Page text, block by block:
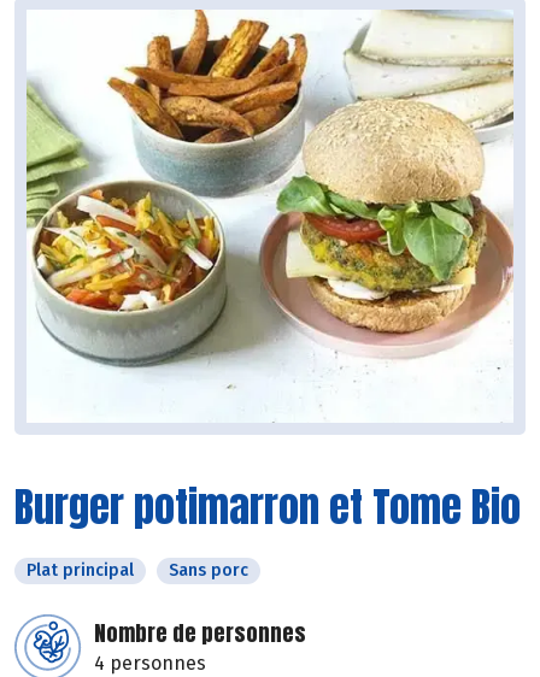
Burger potimarron et Tome Bio
Plat principal Sans porc
Nombre de personnes
4 personnes